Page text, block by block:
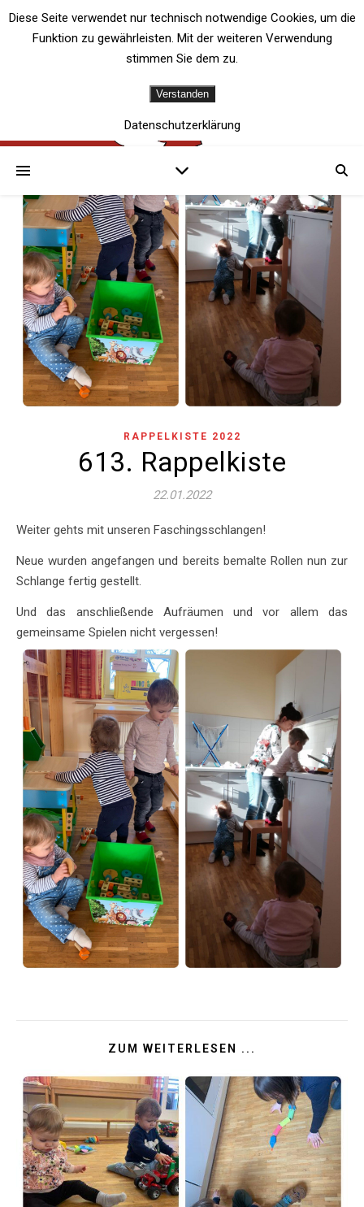
RAPPELKISTE 2022
613. Rappelkiste
22.01.2022
Weiter gehts mit unseren Faschingsschlangen!
Neue wurden angefangen und bereits bemalte Rollen nun zur
Schlange fertig gestellt.
Und das anschließende Aufräumen und vor allem das
gemeinsame Spielen nicht vergessen!
ZUM WEITERLESEN ...
Diese Seite verwendet nur technisch notwendige Cookies, um die
Funktion zu gewährleisten. Mit der weiteren Verwendung
stimmen Sie dem zu.
Verstanden
Datenschutzerklärung